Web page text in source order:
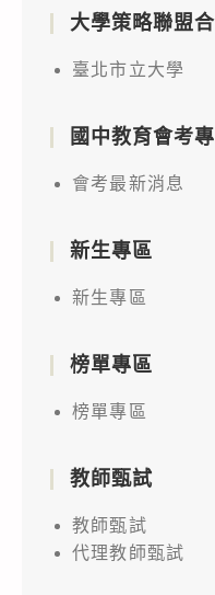
大學策略聯盟
臺北市立大學
國中教育會考
會考最新消息
新生專區
新生專區
榜單專區
榜單專區
教師甄試
教師甄試
代理教師甄試